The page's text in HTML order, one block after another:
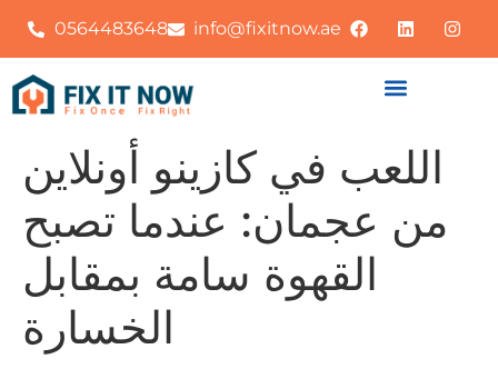
0564483648 info@fixitnow.ae
اللعب في كازينو أونلاين
من عجمان: عندما تصبح
القهوة سامة بمقابل
الخسارة